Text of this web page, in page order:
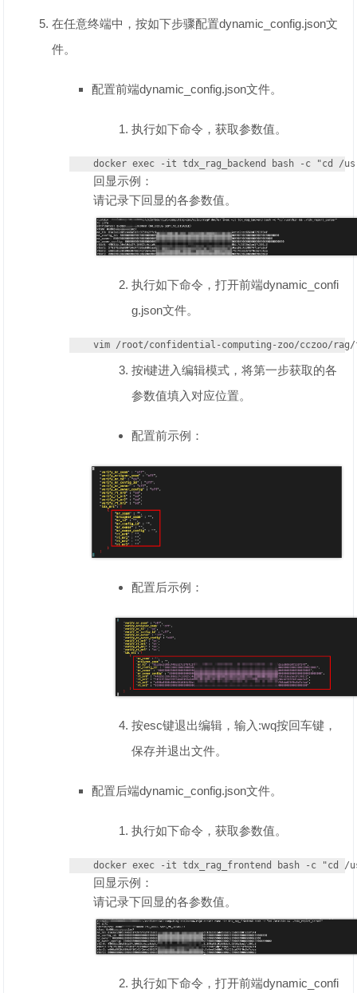
在任意终端中，按如下步骤配置dynamic_config.json文
件。
配置前端dynamic_config.json文件。
执行如下命令，获取参数值。
docker exec -it tdx_rag_backend bash -c "cd
回显示例：
请记录下回显的各参数值。
执行如下命令，打开前端dynamic_confi
g.json文件。
vim /root/confidential-computing-zoo/cczoo/
按i键进入编辑模式，将第一步获取的各
参数值填入对应位置。
配置前示例：
配置后示例：
按esc键退出编辑，输入:wq按回车键，
保存并退出文件。
配置后端dynamic_config.json文件。
执行如下命令，获取参数值。
docker exec -it tdx_rag_frontend bash -c "cd
回显示例：
请记录下回显的各参数值。
执行如下命令，打开前端dynamic_confi